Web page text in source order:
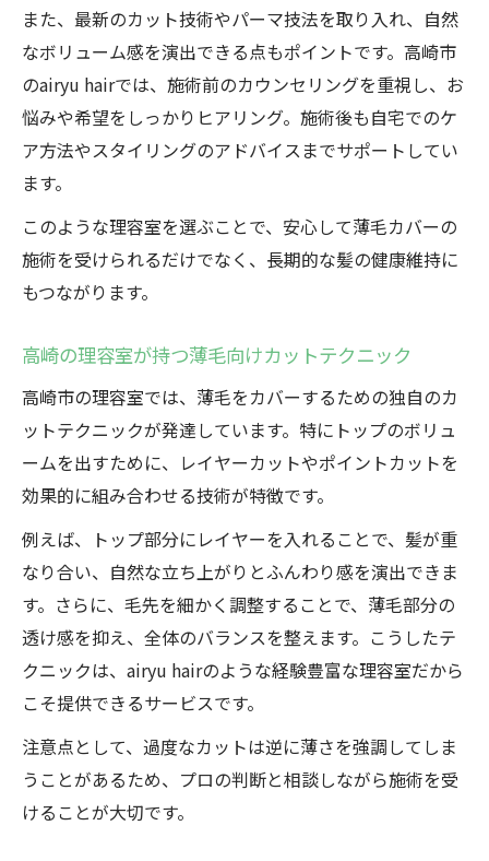
また、最新のカット技術やパーマ技法を取り入れ、自然
なボリューム感を演出できる点もポイントです。高崎市
のairyu hairでは、施術前のカウンセリングを重視し、お
悩みや希望をしっかりヒアリング。施術後も自宅でのケ
ア方法やスタイリングのアドバイスまでサポートしてい
ます。
このような理容室を選ぶことで、安心して薄毛カバーの
施術を受けられるだけでなく、長期的な髪の健康維持に
もつながります。
高崎の理容室が持つ薄毛向けカットテクニック
高崎市の理容室では、薄毛をカバーするための独自のカ
ットテクニックが発達しています。特にトップのボリュ
ームを出すために、レイヤーカットやポイントカットを
効果的に組み合わせる技術が特徴です。
例えば、トップ部分にレイヤーを入れることで、髪が重
なり合い、自然な立ち上がりとふんわり感を演出できま
す。さらに、毛先を細かく調整することで、薄毛部分の
透け感を抑え、全体のバランスを整えます。こうしたテ
クニックは、airyu hairのような経験豊富な理容室だから
こそ提供できるサービスです。
注意点として、過度なカットは逆に薄さを強調してしま
うことがあるため、プロの判断と相談しながら施術を受
けることが大切です。